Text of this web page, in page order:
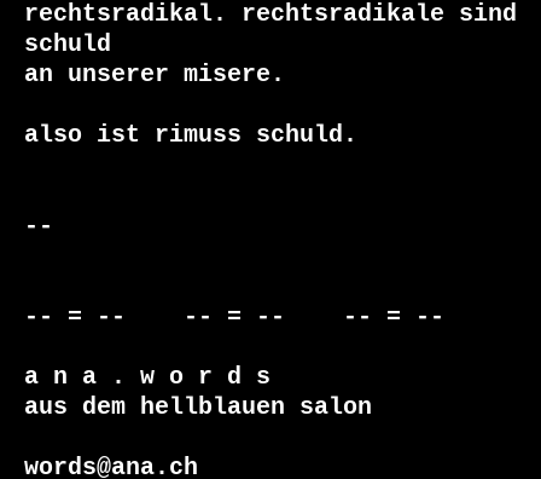
rechtsradikal. rechtsradikale sind
schuld
an unserer misere.
also ist rimuss schuld.
--
-- = --    -- = --    -- = --
a n a . w o r d s
aus dem hellblauen salon